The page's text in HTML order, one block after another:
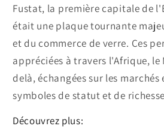
Fustat, la première capitale de
était une plaque tournante
et du commerce de verre. Ces
appréciées à travers l'Afrique, le
delà, échangées sur les
symboles de statut et de
Découvrez plus: